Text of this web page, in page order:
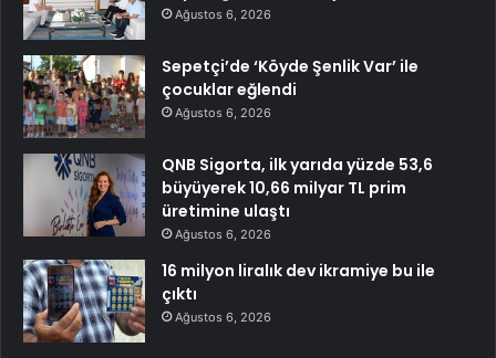
Ağustos 6, 2026
Sepetçi’de ‘Köyde Şenlik Var’ ile
çocuklar eğlendi
Ağustos 6, 2026
QNB Sigorta, ilk yarıda yüzde 53,6
büyüyerek 10,66 milyar TL prim
üretimine ulaştı
Ağustos 6, 2026
16 milyon liralık dev ikramiye bu ile
çıktı
Ağustos 6, 2026